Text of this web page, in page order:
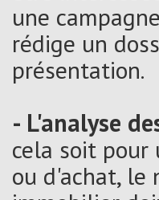
une
rédige un
présentation.
- L'analyse
cela soit pour
ou d'achat, le